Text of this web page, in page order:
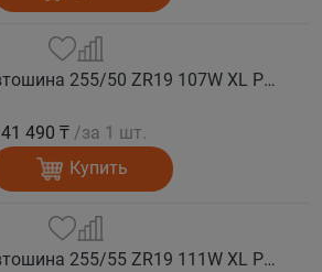
COMFORSER Автошина 255/50 ZR19 107W XL PURESPEED лето
41 490 ₸ /за 1 шт.
Купить
COMFORSER Автошина 255/55 ZR19 111W XL PURESPEED лето